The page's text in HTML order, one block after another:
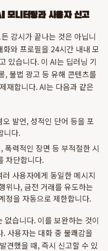
모니터링과 사용자 신고
감시가 끝나는 것은 아닙니
와 프로필을 24시간 내내 모
있습니다. 이 AI는 딥러닝 기
, 불법 광고 등 유해 콘텐츠를
재합니다. AI는 다음과 같은
오 발언, 성적인 단어 등을 포
니다.
폭력적인 장면 등 부적절한 시
차단합니다.
러 사용자에게 동일한 메시지
위나, 금전 거래를 유도하는
정을 자동으로 제한합니다.
없습니다. 이를 보완하는 것이
사용자는 대화 중 불쾌감을
견했을 때, 즉시 신고할 수 있